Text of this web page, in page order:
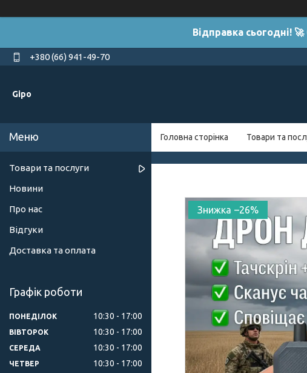
Відправка сьогодні!
+380 (66) 941-49-70
Gipo
Головна сторінка Товари та
–26%
Товари та послуги
Новини
Про нас
Відгуки
Доставка та оплата
Графік роботи
ПОНЕДІЛОК 10:30 17:00
ВІВТОРОК 10:30 17:00
СЕРЕДА 10:30 17:00
ЧЕТВЕР 10:30 17:00